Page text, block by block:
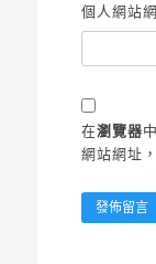
個人網站
在瀏覽器
網站網址